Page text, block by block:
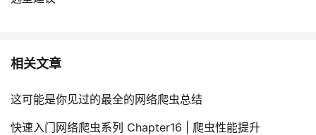
相关文章
这可能是你见过的最全的网络爬虫总结
快速入门网络爬虫系列 Chapter16 | 爬虫性能提升